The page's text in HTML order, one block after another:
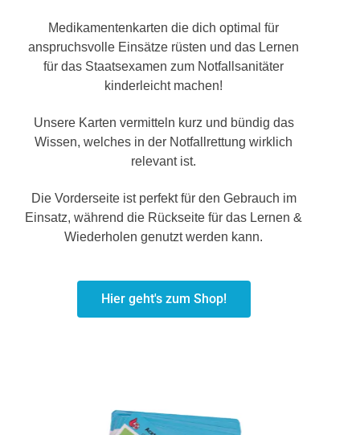
Medikamentenkarten die dich optimal für
anspruchsvolle Einsätze rüsten und das Lernen
für das Staatsexamen zum Notfallsanitäter
kinderleicht machen!
Unsere Karten vermitteln kurz und bündig das
Wissen, welches in der Notfallrettung wirklich
relevant ist.
Die Vorderseite ist perfekt für den Gebrauch im
Einsatz, während die Rückseite für das Lernen &
Wiederholen genutzt werden kann.
Hier geht's zum Shop!